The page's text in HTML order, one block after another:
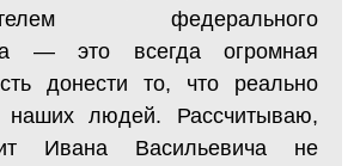
федерального
— это всегда огромная
донести то, что реально
наших людей. Рассчитываю,
Ивана Васильевича не